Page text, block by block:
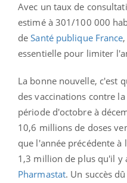
Avec un taux de
estimé à 301/100 000
deSanté publique France
essentielle pour limiter
La bonne nouvelle, c'est
des vaccinations contre
période d'octobre à
10,6 millions de doses
que l'année précédente à
1,3 million de plus qu'il y
Pharmastat. Un succès